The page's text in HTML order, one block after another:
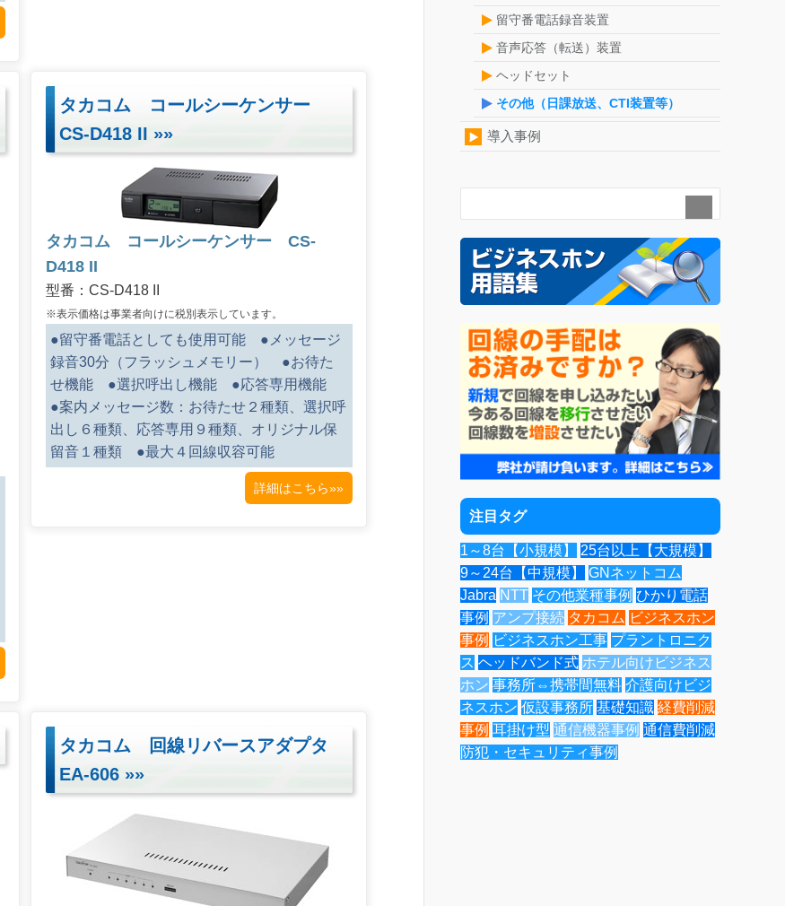
タカコム コールシーケンサー
CS-D418 II »»
タカコム コールシーケンサー CS-
D418 II
型番：CS-D418 II
※表示価格は事業者向けに税別表示しています。
●留守番電話としても使用可能 ●メッセージ
録音30分（フラッシュメモリー） ●お待た
せ機能 ●選択呼出し機能 ●応答専用機能
●案内メッセージ数：お待たせ２種類、選択呼
出し６種類、応答専用９種類、オリジナル保
留音１種類 ●最大４回線収容可能
詳細はこちら»»
タカコム 回線リバースアダプタ
EA-606»»
留守番電話録音装置
音声応答（転送）装置
ヘッドセット
その他（日課放送、CTI装置等）
導入事例
注目タグ
1～8台【小規模】
25台以上【大規模】
9～24台【中規模】
GNネットコム
Jabra NTT その他業種事例 ひかり電話
事例 アンプ接続 タカコム ビジネスホン
事例 ビジネスホン工事 プラントロニク
ス ヘッドバンド式 ホテル向けビジネス
ホン 事務所⇔携帯間無料 介護向けビジ
ネスホン 仮設事務所 基礎知識 経費削減
事例 耳掛け型 通信機器事例 通信費削減
防犯・セキュリティ事例